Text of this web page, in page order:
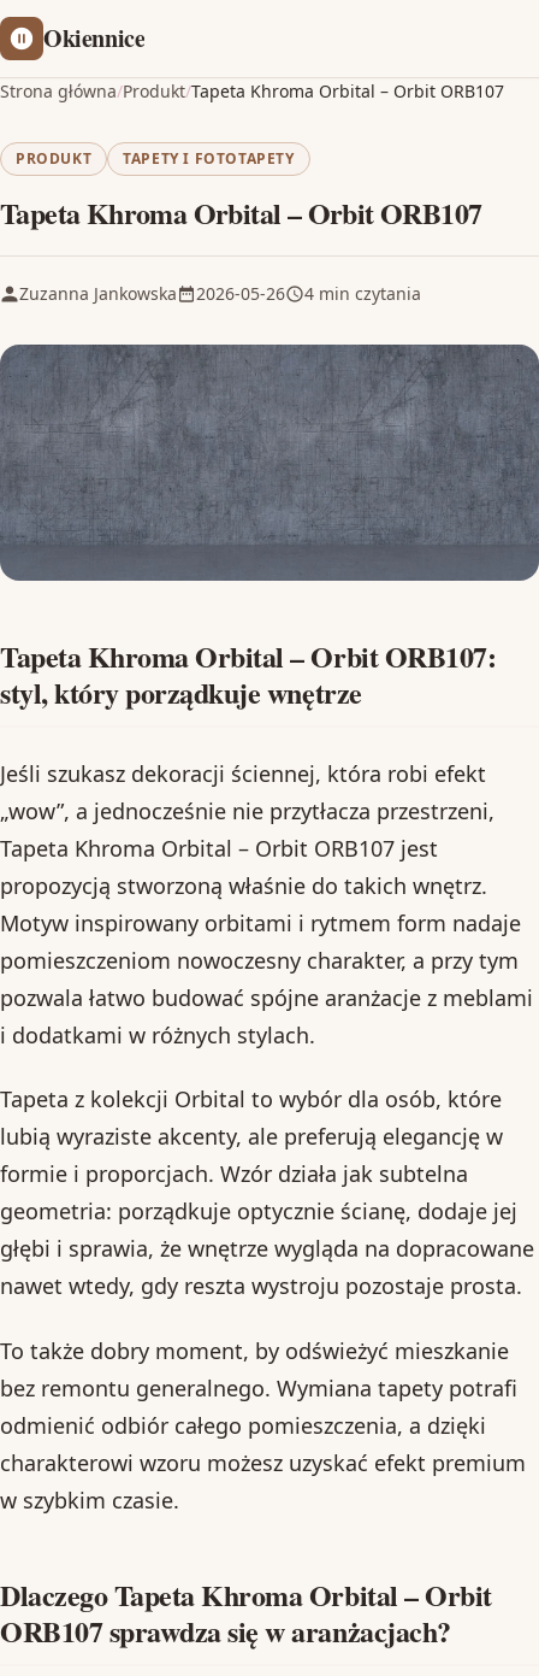
Okiennice
Strona główna/Produkt/Tapeta Khroma Orbital – Orbit ORB107
PRODUKT TAPETY I FOTOTAPETY
Tapeta Khroma Orbital – Orbit ORB107
Zuzanna Jankowska 2026-05-26 4 min czytania
Tapeta Khroma Orbital – Orbit ORB107:
styl, który porządkuje wnętrze
Jeśli szukasz dekoracji ściennej, która robi efekt
„wow”, a jednocześnie nie przytłacza przestrzeni,
Tapeta Khroma Orbital – Orbit ORB107 jest
propozycją stworzoną właśnie do takich wnętrz.
Motyw inspirowany orbitami i rytmem form nadaje
pomieszczeniom nowoczesny charakter, a przy tym
pozwala łatwo budować spójne aranżacje z meblami
i dodatkami w różnych stylach.
Tapeta z kolekcji Orbital to wybór dla osób, które
lubią wyraziste akcenty, ale preferują elegancję w
formie i proporcjach. Wzór działa jak subtelna
geometria: porządkuje optycznie ścianę, dodaje jej
głębi i sprawia, że wnętrze wygląda na dopracowane
nawet wtedy, gdy reszta wystroju pozostaje prosta.
To także dobry moment, by odświeżyć mieszkanie
bez remontu generalnego. Wymiana tapety potrafi
odmienić odbiór całego pomieszczenia, a dzięki
charakterowi wzoru możesz uzyskać efekt premium
w szybkim czasie.
Dlaczego Tapeta Khroma Orbital – Orbit
ORB107 sprawdza się w aranżacjach?